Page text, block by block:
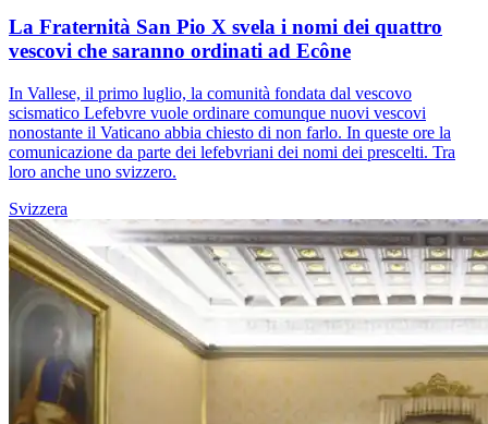
La Fraternità San Pio X svela i nomi dei quattro
vescovi che saranno ordinati ad Ecône
In Vallese, il primo luglio, la comunità fondata dal vescovo
scismatico Lefebvre vuole ordinare comunque nuovi vescovi
nonostante il Vaticano abbia chiesto di non farlo. In queste ore la
comunicazione da parte dei lefebvriani dei nomi dei prescelti. Tra
loro anche uno svizzero.
Svizzera